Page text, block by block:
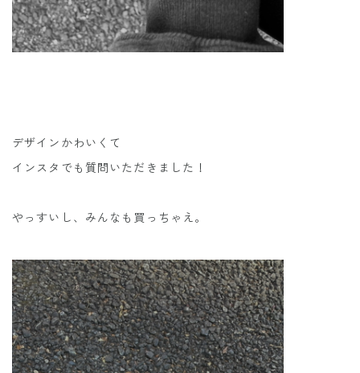
デザインかわいくて
インスタでも質問いただきました！
やっすいし、みんなも買っちゃえ。